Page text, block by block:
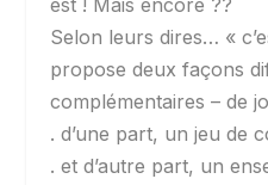
est ! Mais encore ??
Selon leurs dires… «
propose deux façons
complémentaires – de
. d’une part, un jeu de
. et d’autre part, un